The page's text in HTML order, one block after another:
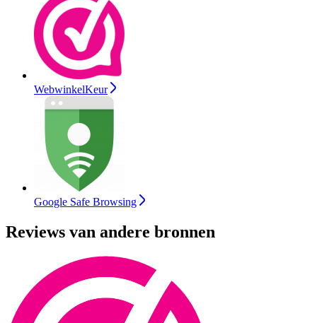
WebwinkelKeur
Google Safe Browsing
Reviews van andere bronnen